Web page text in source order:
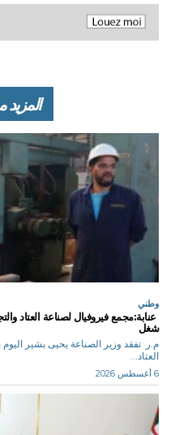
المزيد
وطني
شغل
م.ر تفقد وزير الصناعة يحيى بشير
العتاد...
6 أغسطس 2026